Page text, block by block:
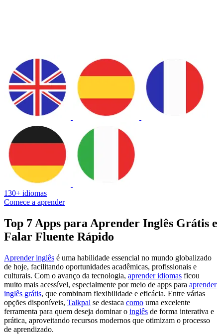
130+ idiomas
Comece a aprender
Top 7 Apps para Aprender Inglês Grátis e
Falar Fluente Rápido
Aprender inglês é uma habilidade essencial no mundo globalizado
de hoje, facilitando oportunidades acadêmicas, profissionais e
culturais. Com o avanço da tecnologia, aprender idiomas ficou
muito mais acessível, especialmente por meio de apps para aprender
inglês grátis, que combinam flexibilidade e eficácia. Entre várias
opções disponíveis, Talkpal se destaca como uma excelente
ferramenta para quem deseja dominar o inglês de forma interativa e
prática, aproveitando recursos modernos que otimizam o processo
de aprendizado.